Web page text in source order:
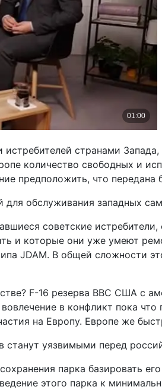
странами
количество свободных и
предположить, что передана
обслуживания западных
советские
и которые они уже умеют
JDAM. В общей сложности
F-16 резерва ВВС США с
в конфликт пока
на Европу. Европе же
станут уязвимыми перед
парка базировать
этого парка к